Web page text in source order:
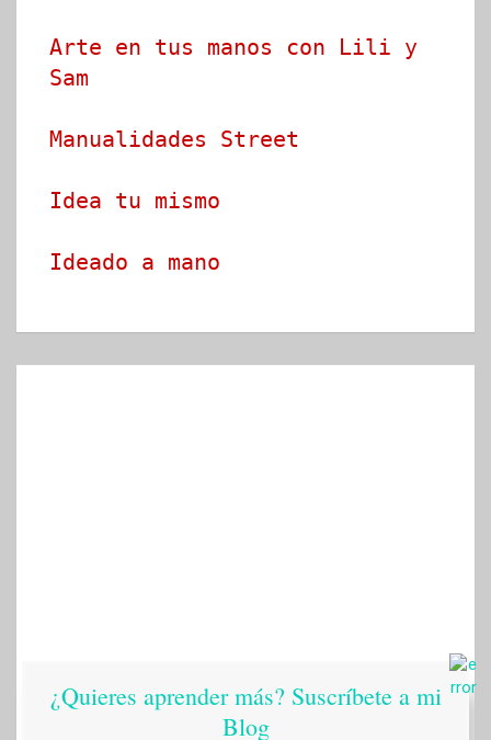
Arte en tus manos con Lili y
Sam
Manualidades Street
Idea tu mismo
Ideado a mano
¿Quieres aprender más? Suscríbete a mi
Blog